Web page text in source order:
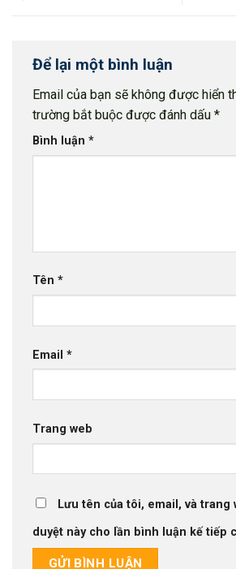
Để lại một bình luận
Email của bạn sẽ không được hiển
trường bắt buộc được đánh dấu *
Bình luận *
Tên *
Email *
Trang web
Lưu tên của tôi, email, và
duyệt này cho lần bình luận kế tiếp